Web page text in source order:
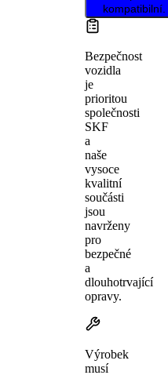
kompatibilní.
Bezpečnost
vozidla
je
prioritou
společnosti
SKF
a
naše
vysoce
kvalitní
součásti
jsou
navrženy
pro
bezpečné
a
dlouhotrvající
opravy.
Výrobek
musí